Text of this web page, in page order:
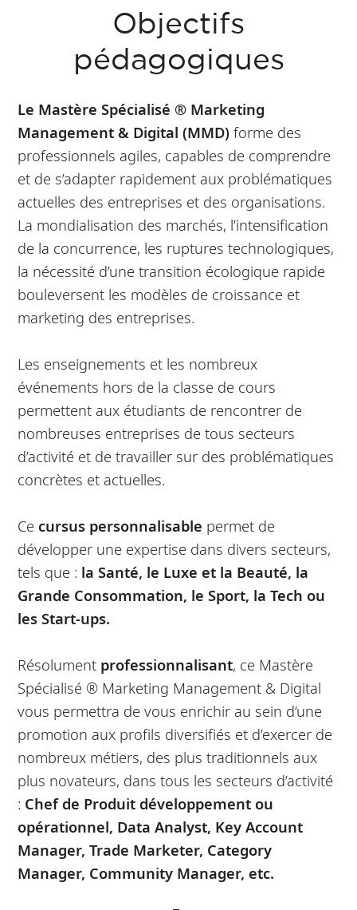
Objectifs
pédagogiques
Le Mastère Spécialisé ® Marketing
Management & Digital (MMD)forme des
professionnels agiles, capables de comprendre
et de s’adapter rapidement aux problématiques
actuelles des entreprises et des organisations.
La mondialisation des marchés, l’intensification
de la concurrence, les ruptures technologiques,
la nécessité d’une transition écologique rapide
bouleversent les modèles de croissance et
marketing des entreprises.
Les enseignements et les nombreux
événements hors de la classe de cours
permettent aux étudiants de rencontrer de
nombreuses entreprises de tous secteurs
d’activité et de travailler sur des problématiques
concrètes et actuelles.
Ce cursus personnalisable permet de
développer une expertise dans divers secteurs,
tels que : la Santé, le Luxe et la Beauté, la
Grande Consommation, le Sport, la Tech ou
les Start-ups.
Résolument professionnalisant, ce Mastère
Spécialisé ® Marketing Management & Digital
vous permettra de vous enrichir au sein d’une
promotion aux profils diversifiés et d’exercer de
nombreux métiers, des plus traditionnels aux
plus novateurs, dans tous les secteurs d’activité
: Chef de Produit développement ou
opérationnel, Data Analyst, Key Account
Manager, Trade Marketer, Category
Manager, Community Manager, etc.